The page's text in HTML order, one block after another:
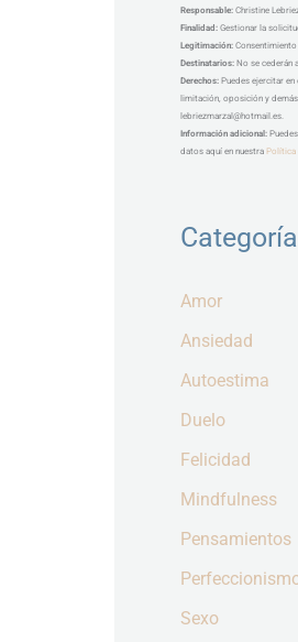
Responsable: Christine
Finalidad:Gestionar la
Legitimación: Consentimiento
Destinatarios: No se cederán
Derechos: Puedes ejercitar
limitación, oposición y
lebriezmarzal@hotmail.es.
Información adicional:
datos aquí en nuestra Política
Amor
Ansiedad
Autoestima
Duelo
Felicidad
Mindfulness
Pensamientos
Sexo